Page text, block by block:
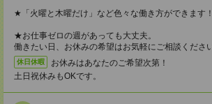
★「火曜と木曜だけ」など色々な働き方ができます！
★お仕事ゼロの週があっても大丈夫。
働きたい日、お休みの希望はお気軽にご相談くださ
休日休暇
お休みはあなたのご希望次第！
土日祝休みもOKです。